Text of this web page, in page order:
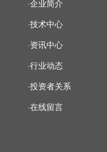
·企业简介
·技术中心
·资讯中心
·行业动态
·投资者关系
·在线留言